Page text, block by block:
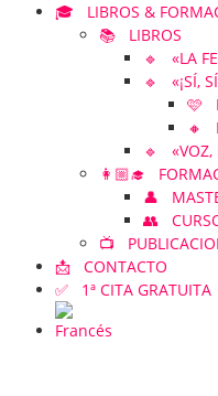
🎓 LIBROS &
📚 LIBROS
🔹 «LA
🔹 «¡SÍ,
🩷
🔸
🔹 «VOZ,
👩🏼‍🎓
👤
👥
📺
📩 CONTACTO
✅ 1ª CITA GRATUITA